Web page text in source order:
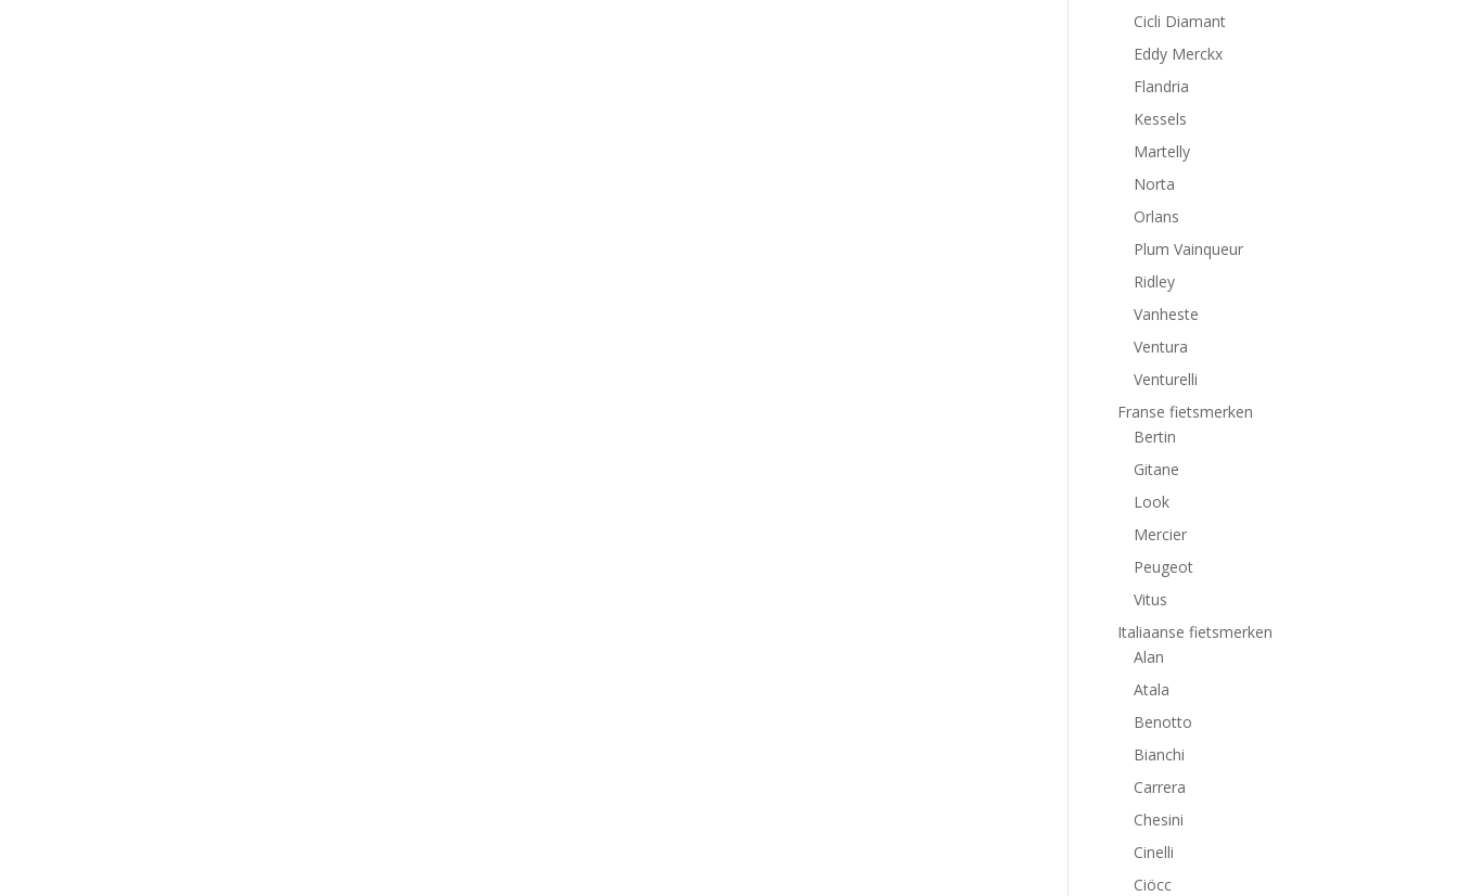
Cicli Diamant
Eddy Merckx
Flandria
Kessels
Martelly
Norta
Orlans
Plum Vainqueur
Ridley
Vanheste
Ventura
Venturelli
Franse fietsmerken
Bertin
Gitane
Look
Mercier
Peugeot
Vitus
Italiaanse fietsmerken
Alan
Atala
Benotto
Bianchi
Carrera
Chesini
Cinelli
Ciöcc